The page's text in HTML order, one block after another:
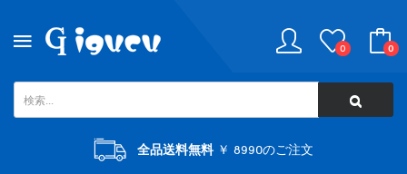
0 0
全品送料無料￥ 8990のご注文